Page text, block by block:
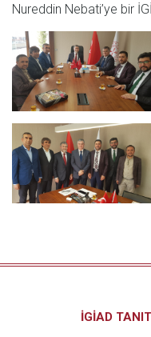
Nureddin Nebati’ye bir
İGİAD